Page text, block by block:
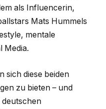
als Influencerin,
Mats Hummels
mentale
Media.
sich diese beiden
zu bieten – und
deutschen